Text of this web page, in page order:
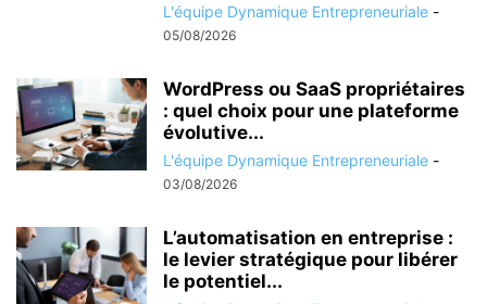
L'équipe Dynamique Entrepreneuriale -
05/08/2026
WordPress ou SaaS propriétaires
: quel choix pour une plateforme
évolutive...
L'équipe Dynamique Entrepreneuriale -
03/08/2026
L’automatisation en entreprise :
le levier stratégique pour libérer
le potentiel...